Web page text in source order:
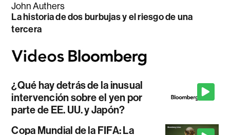
John Authers
La historia de dos burbujas y el riesgo de una
tercera
¿Qué hay detrás de la inusual
intervención sobre el yen por
parte de EE. UU. y Japón?
Copa Mundial de la FIFA: La